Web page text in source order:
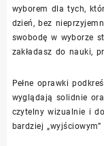
wyborem dla tych,
dzień, bez
swobodę w wyborze
zakładasz do nauki,
Pełne oprawki
wyglądają solidnie
czytelny wizualnie i
bardziej „wyjściowym”